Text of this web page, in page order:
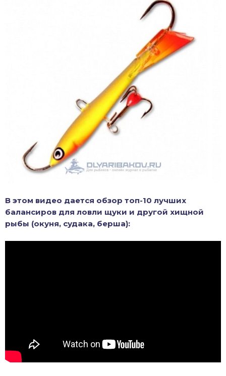
В этом видео дается обзор топ-10 лучших
балансиров для ловли щуки и другой хищной
рыбы (окуня, судака, берша):